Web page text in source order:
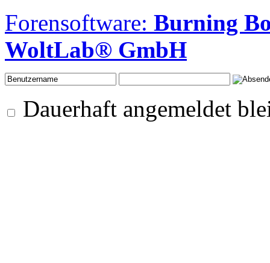
Forensoftware: Burning
WoltLab® GmbH
Dauerhaft angemeldet